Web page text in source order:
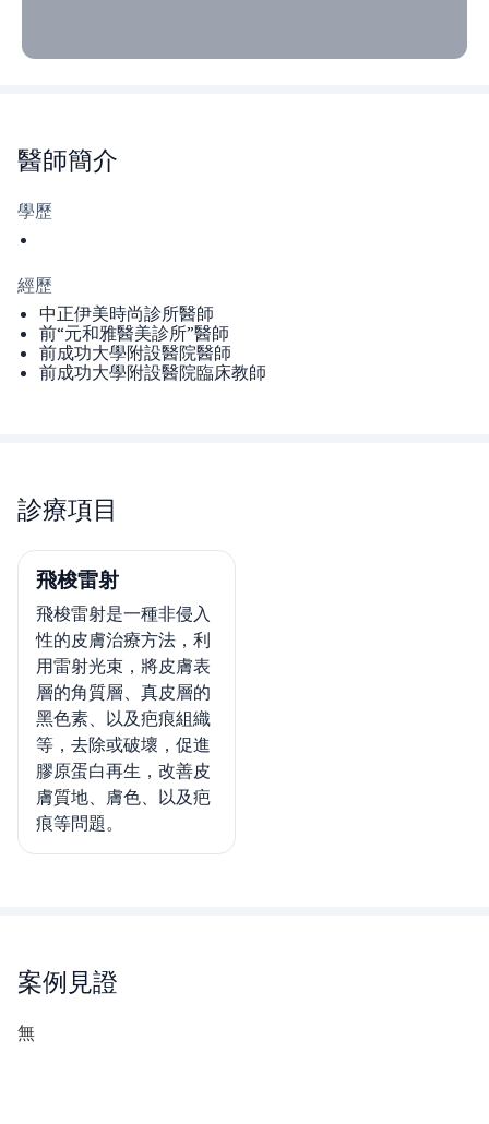
醫師簡介
學歷
經歷
中正伊美時尚診所醫師
前“元和雅醫美診所”醫師
前成功大學附設醫院醫師
前成功大學附設醫院臨床教師
診療項目
飛梭雷射
飛梭雷射是一種非侵入
性的皮膚治療方法，利
用雷射光束，將皮膚表
層的角質層、真皮層的
黑色素、以及疤痕組織
等，去除或破壞，促進
膠原蛋白再生，改善皮
膚質地、膚色、以及疤
痕等問題。
案例見證
無